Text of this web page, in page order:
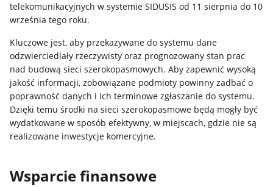
telekomunikacyjnych w systemie SIDUSIS od 11 sierpnia do 10
września tego roku.
Kluczowe jest, aby przekazywane do systemu dane
odzwierciedlały rzeczywisty oraz prognozowany stan prac
nad budową sieci szerokopasmowych. Aby zapewnić wysoką
jakość informacji, zobowiązane podmioty powinny zadbać o
poprawność danych i ich terminowe zgłaszanie do systemu.
Dzięki temu środki na sieci szerokopasmowe będą mogły być
wydatkowane w sposób efektywny, w miejscach, gdzie nie są
realizowane inwestycje komercyjne.
Wsparcie finansowe